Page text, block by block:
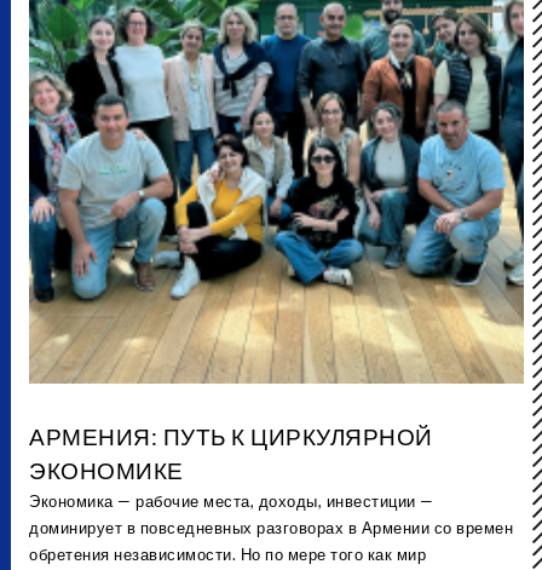
АРМЕНИЯ: ПУТЬ К ЦИРКУЛЯРНОЙ
ЭКОНОМИКЕ
Экономика — рабочие места, доходы, инвестиции —
доминирует в повседневных разговорах в Армении со времен
обретения независимости. Но по мере того как мир